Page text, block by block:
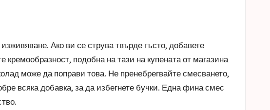
Ако ви се струва твърде гъсто, добавете
подобна на тази на купената от магазина
може да поправи това. Не пренебрегвайте смесването,
всяка добавка, за да избегнете бучки. Една фина смес